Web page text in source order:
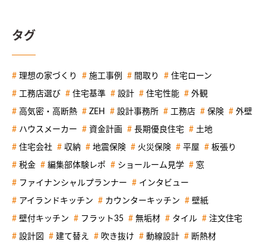
タグ
理想の家づくり 施工事例 間取り 住宅ローン
工務店選び 住宅基準 設計 住宅性能 外観
高気密・高断熱 ZEH 設計事務所 工務店 保険 外壁
ハウスメーカー 資金計画 長期優良住宅 土地
住宅会社 収納 地震保険 火災保険 平屋 板張り
税金 編集部体験レポ ショールーム見学 窓
ファイナンシャルプランナー インタビュー
アイランドキッチン カウンターキッチン 壁紙
壁付キッチン フラット35 無垢材 タイル 注文住宅
設計図 建て替え 吹き抜け 動線設計 断熱材